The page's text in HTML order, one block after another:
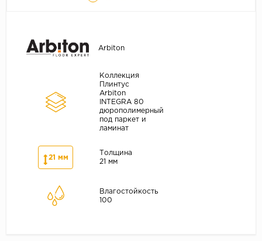
Arbiton
Коллекция
Плинтус
Arbiton
INTEGRA 80
дюрополимерный
под паркет и
ламинат
21 мм
Толщина
21 мм
Влагостойкость
100